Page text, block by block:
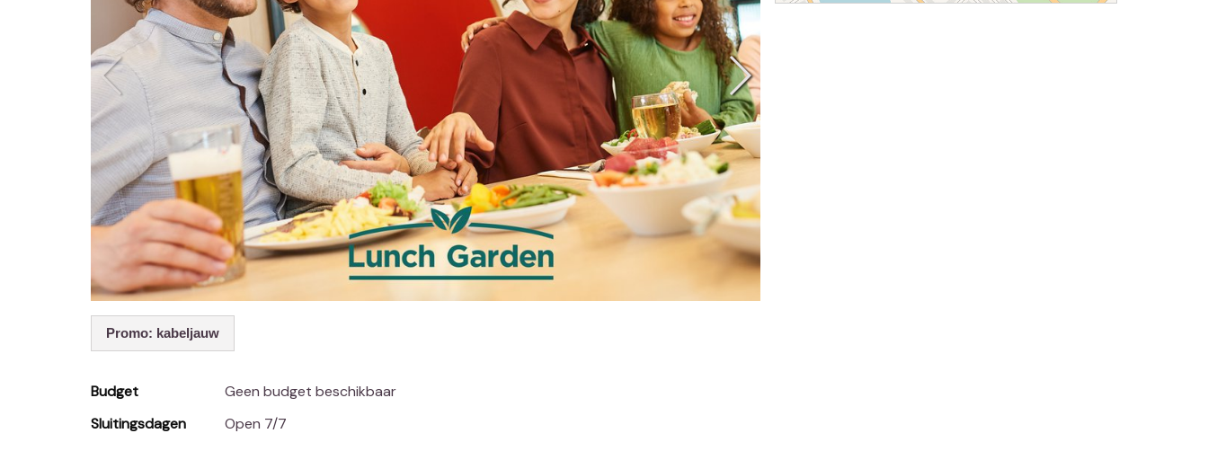
Promo: kabeljauw
Budget
Geen budget beschikbaar
Sluitingsdagen
Open 7/7